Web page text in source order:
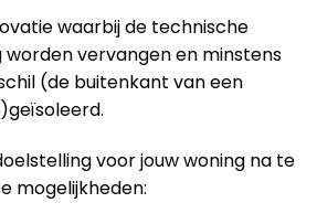
waarbij de technische
worden vervangen en minstens
(de buitenkant van een
voor jouw woning na te
mogelijkheden: